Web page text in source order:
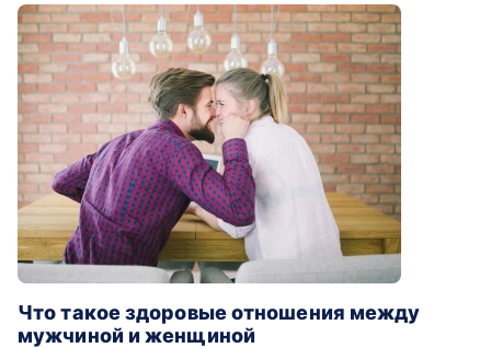
Что такое здоровые отношения между
мужчиной и женщиной